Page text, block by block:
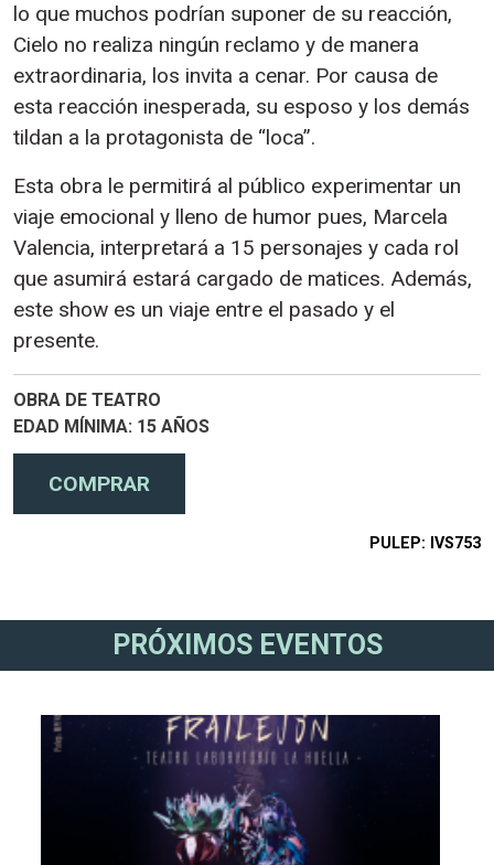
lo que muchos podrían suponer de su reacción,
Cielo no realiza ningún reclamo y de manera
extraordinaria, los invita a cenar. Por causa de
esta reacción inesperada, su esposo y los demás
tildan a la protagonista de “loca”.
Esta obra le permitirá al público experimentar un
viaje emocional y lleno de humor pues, Marcela
Valencia, interpretará a 15 personajes y cada rol
que asumirá estará cargado de matices. Además,
este show es un viaje entre el pasado y el
presente.
OBRA DE TEATRO
EDAD MÍNIMA 15 AÑOS
PULEP IVS753
PRÓXIMOS EVENTOS